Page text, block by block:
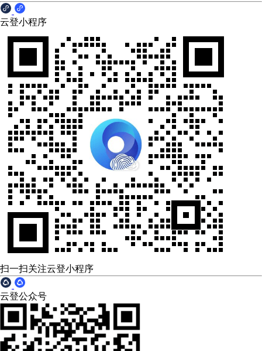
云登小程序
扫一扫关注云登小程序
云登公众号